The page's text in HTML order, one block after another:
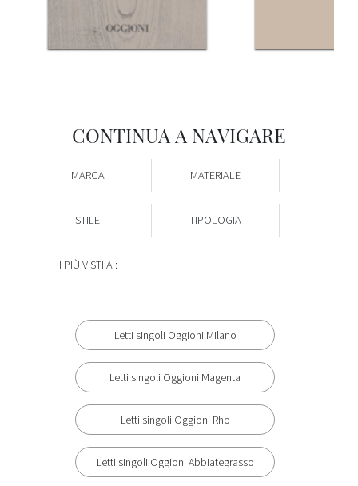
CONTINUA A NAVIGARE
MARCA MATERIALE
STILE TIPOLOGIA
I PIÙ VISTI A :
Letti singoli Oggioni Milano
Letti singoli Oggioni Magenta
Letti singoli Oggioni Rho
Letti singoli Oggioni Abbiategrasso